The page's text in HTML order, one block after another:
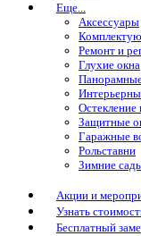
Еще...
Аксессуары
Ремонт и
Глухие окна
Остекление
Защитные
Гаражные
Рольставни
Зимние
Акции и
Узнать
Бесплатный